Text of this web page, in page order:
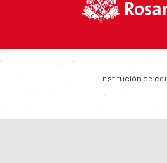
Institución de